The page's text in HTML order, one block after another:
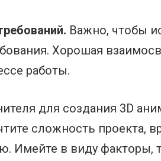
Важно, чтобы
Хорошая
работы.
для создания 3D
сложность проекта,
Имейте в виду факторы,